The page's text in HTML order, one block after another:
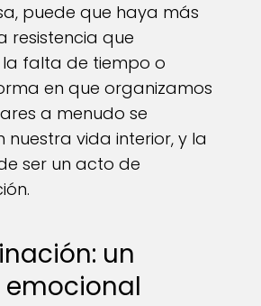
puede que haya más
resistencia que
falta de tiempo o
en que organizamos
a menudo se
nuestra vida interior, y la
ser un acto de
un